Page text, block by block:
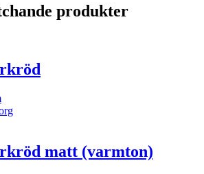
produkter
matt (varmton)